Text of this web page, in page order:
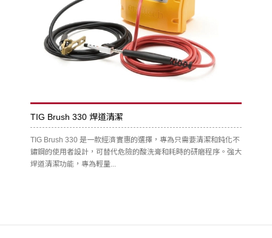
TIG Brush 330 焊道清潔
TIG Brush 330 是一款經濟實惠的選擇，專為只需要清潔和鈍化不
鏽鋼的使用者設計，可替代危險的酸洗膏和耗時的研磨程序。強大
焊道清潔功能，專為輕量...